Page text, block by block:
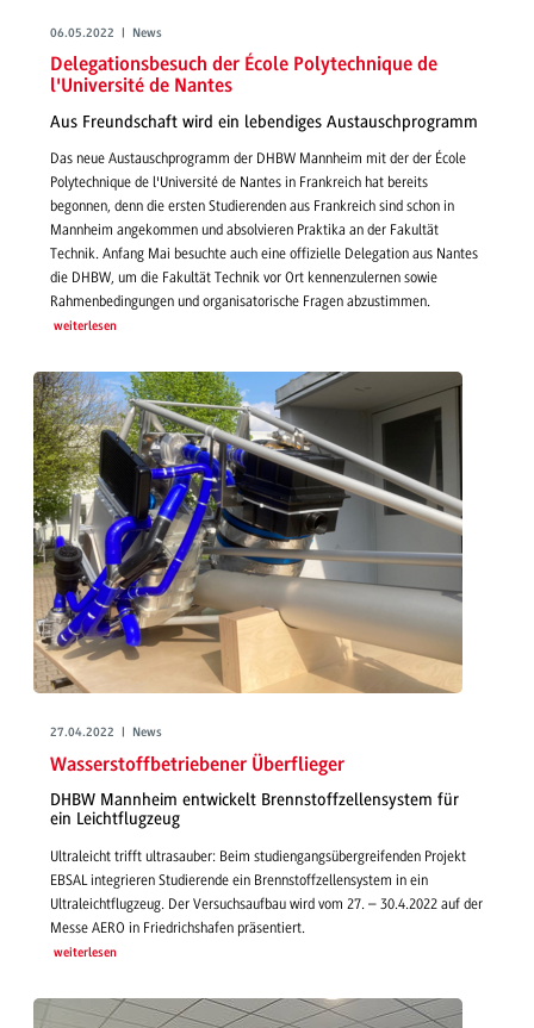
06.05.2022 | News
Delegationsbesuch der École Polytechnique de
l'Université de Nantes
Aus Freundschaft wird ein lebendiges Austauschprogramm
Das neue Austauschprogramm der DHBW Mannheim mit der der École
Polytechnique de l'Université de Nantes in Frankreich hat bereits
begonnen, denn die ersten Studierenden aus Frankreich sind schon in
Mannheim angekommen und absolvieren Praktika an der Fakultät
Technik. Anfang Mai besuchte auch eine offizielle Delegation aus Nantes
die DHBW, um die Fakultät Technik vor Ort kennenzulernen sowie
Rahmenbedingungen und organisatorische Fragen abzustimmen.
weiterlesen
27.04.2022 | News
Wasserstoffbetriebener Überflieger
DHBW Mannheim entwickelt Brennstoffzellensystem für
ein Leichtflugzeug
Ultraleicht trifft ultrasauber: Beim studiengangsübergreifenden Projekt
EBSAL integrieren Studierende ein Brennstoffzellensystem in ein
Ultraleichtflugzeug. Der Versuchsaufbau wird vom 27. – 30.4.2022 auf der
Messe AERO in Friedrichshafen präsentiert.
weiterlesen